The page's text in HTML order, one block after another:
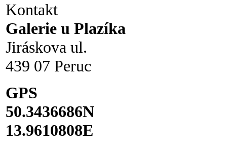
Kontakt
Galerie u Plazíka
Jiráskova ul.
439 07 Peruc
GPS
50.3436686N
13.9610808E